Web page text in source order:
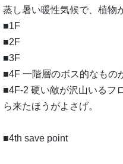
蒸し暑い暖性気候で、植物
■1F
■2F
■3F
■4F 一階層のボス的なもの
■4F-2 硬い敵が沢山いるフ
ら来たほうがよさげ。
■4th save point